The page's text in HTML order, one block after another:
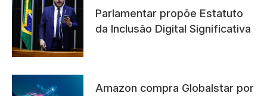
Parlamentar propõe Estatuto
da Inclusão Digital Significativa
Amazon compra Globalstar por